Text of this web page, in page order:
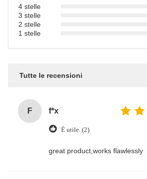
4 stelle
3 stelle
2 stelle
1 stelle
Tutte le recensioni
F f*x
È utile. (2)
great product,works flawlessly